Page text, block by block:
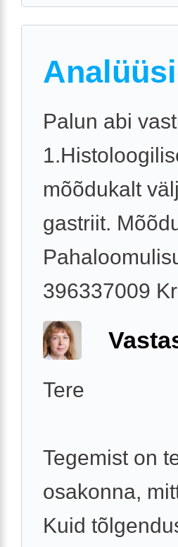
Palun abi
mõõdukalt
gastriit.
396337009
Tere
Tegemist on
osakonna,
Kuid